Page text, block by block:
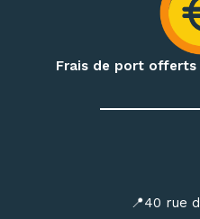
Préparez également vos
avec notre matériel de
gaz à visser, popotes,
livraison de votre matériel
randonnée et de
Frais de port offerts
📍40 rue